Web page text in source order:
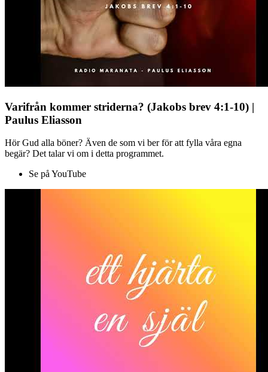
Varifrån kommer striderna? (Jakobs brev 4:1-10) |
Paulus Eliasson
Hör Gud alla böner? Även de som vi ber för att fylla våra egna
begär? Det talar vi om i detta programmet.
Se på YouTube